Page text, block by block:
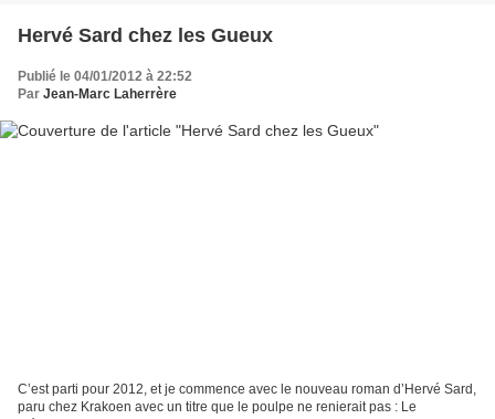
Hervé Sard chez les Gueux
Publié le 04/01/2012 à 22:52
Par Jean-Marc Laherrère
C’est parti pour 2012, et je commence avec le nouveau roman d’Hervé Sard,
paru chez Krakoen avec un titre que le poulpe ne renierait pas : Le